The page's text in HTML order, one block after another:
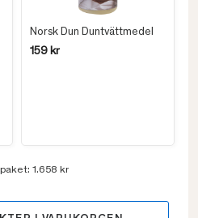
Norsk Dun Duntvättmedel
159 kr
1.658 kr